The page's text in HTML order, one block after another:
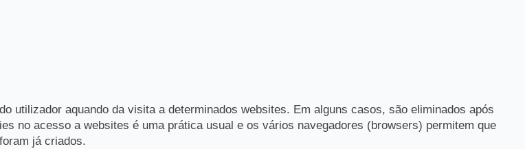
utilizador aquando da visita a determinados websites. Em alguns casos, são eliminados após
no acesso a websites é uma prática usual e os vários navegadores (browsers) permitem que
já criados.